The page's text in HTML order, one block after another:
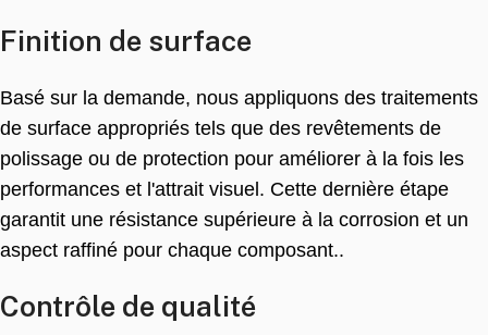
Finition de surface
Basé sur la demande, nous appliquons des traitements
de surface appropriés tels que des revêtements de
polissage ou de protection pour améliorer à la fois les
performances et l'attrait visuel. Cette dernière étape
garantit une résistance supérieure à la corrosion et un
aspect raffiné pour chaque composant..
Contrôle de qualité